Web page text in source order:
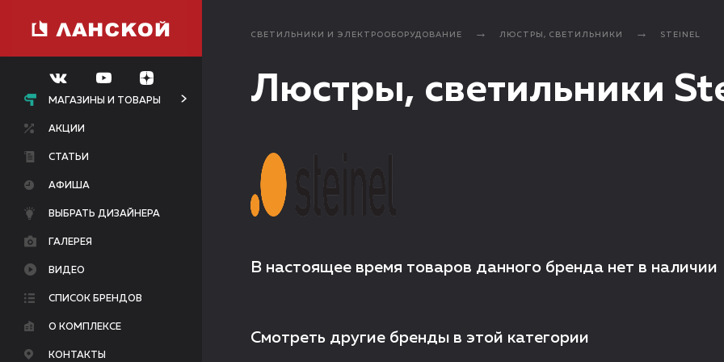
МАГАЗИНЫ И ТОВАРЫ
АКЦИИ
СТАТЬИ
АФИША
ВЫБРАТЬ ДИЗАЙНЕРА
ГАЛЕРЕЯ
ВИДЕО
СПИСОК БРЕНДОВ
О КОМПЛЕКСЕ
КОНТАКТЫ
СВЕТИЛЬНИКИ И ЭЛЕКТРООБОРУДОВАНИЕ ЛЮСТРЫ, СВЕТИЛЬНИКИ STEINEL
Люстры, светильники
В настоящее время товаров данного бренда нет в наличии
Смотреть другие бренды в этой категории